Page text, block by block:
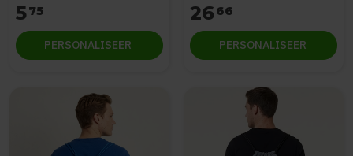
575
PERSONALISEER
2666
PERSONALISEER